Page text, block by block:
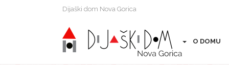
Dijaški dom Nova Gorica
O DOMU